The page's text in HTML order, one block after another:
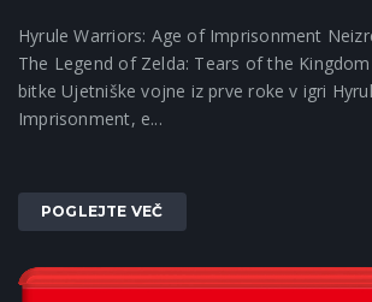
Hyrule Warriors: Age of Imprisonment
The Legend of Zelda: Tears of the
bitke Ujetniške vojne iz prve roke v igri
Imprisonment, e...
POGLEJTE VEČ